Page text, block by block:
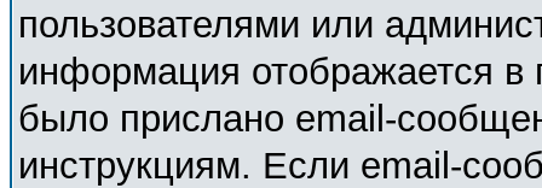
пользователями или
информация отображается в
было прислано email-
инструкциям. Если email-